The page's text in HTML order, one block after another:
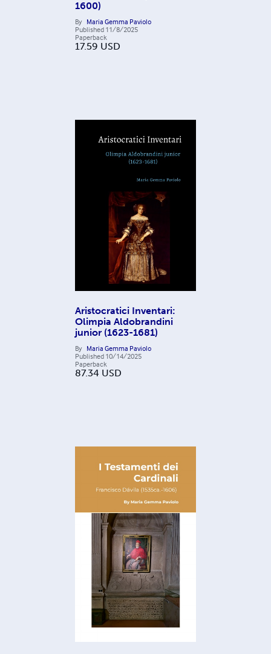
1600)
By Maria Gemma Paviolo
Published 11/8/2025
Paperback
17.59 USD
Aristocratici Inventari:
Olimpia Aldobrandini
junior (1623-1681)
By Maria Gemma Paviolo
Published 10/14/2025
Paperback
87.34 USD